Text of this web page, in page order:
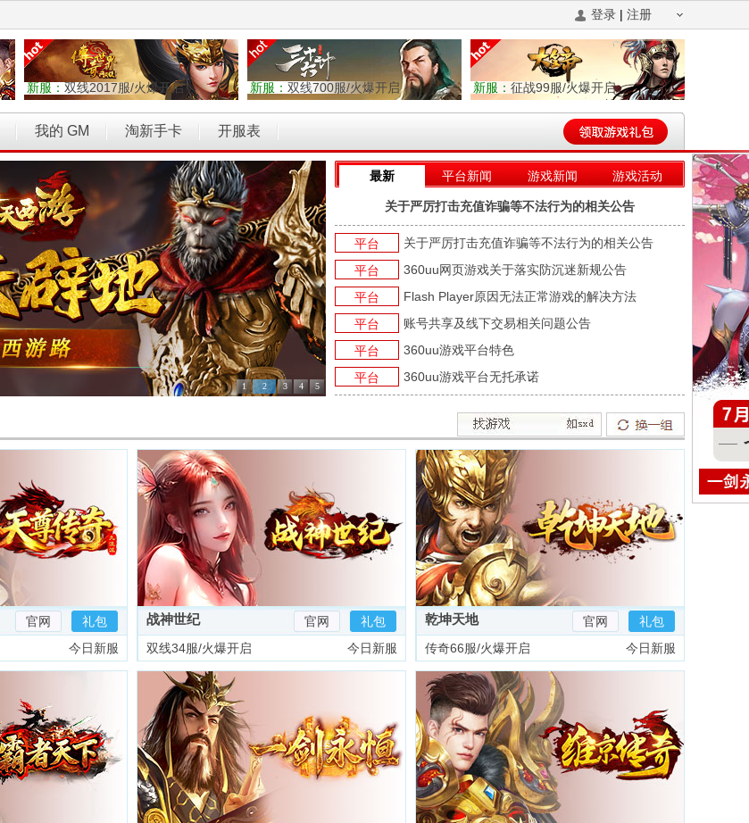
登录 | 注册
新服： 双线2017服/火爆开启 新服： 双线700服/火爆开启 新服： 征战99服/火爆开启
我的 GM 淘新手卡 开服表
权力的游戏
1 2 3 4 5
最新 平台新闻 游戏新闻 游戏活动
关于严厉打击充值诈骗等不法行为的相关公告
平台
关于严厉打击充值诈骗等不法行为的相关公告
平台
360uu网页游戏关于落实防沉迷新规公告
平台
Flash Player原因无法正常游戏的解决方法
平台
账号共享及线下交易相关问题公告
平台
360uu游戏平台特色
平台
360uu游戏平台无托承诺
官网
礼包
今日新服
战神世纪 官网
礼包
今日新服
双线34服/火爆开启
乾坤天地 官网
礼包
今日新服
传奇66服/火爆开启